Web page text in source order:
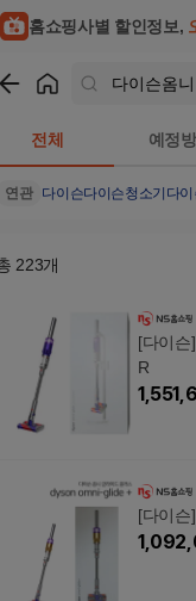
홈쇼핑사별 할인정보,
전체 예정
연관 다이슨다이슨청소기 다
223개
[다이슨
R
[다이슨